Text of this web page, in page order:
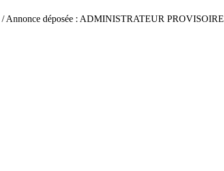
/ Annonce déposée : ADMINISTRATEUR PROVISOIRE